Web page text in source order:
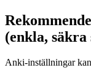
(enkla,
Anki-inställningar